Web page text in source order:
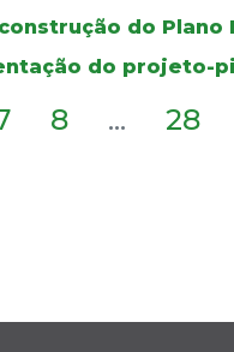
do Plano
do
8 ... 28